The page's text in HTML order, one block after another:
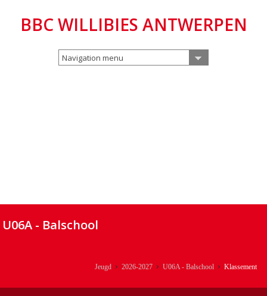
BBC WILLIBIES ANTWERPEN
Navigation menu
U06A - Balschool
Jeugd 2026-2027 U06A - Balschool Klassement